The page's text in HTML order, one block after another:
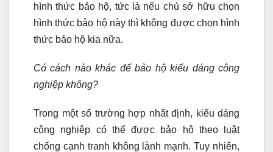
hình thức bảo hộ, tức là nếu chủ sở hữu chọn
hình thức bảo hộ này thì không được chọn hình
thức bảo hộ kia nữa.
Có cách nào khác để bảo hộ kiểu dáng công
nghiệp không?
Trong một số trường hợp nhất định, kiểu dáng
công nghiệp có thể được bảo hộ theo luật
chống cạnh tranh không lành mạnh. Tuy nhiên,